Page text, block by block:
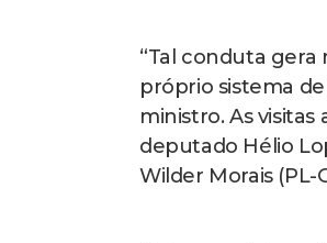
“Tal conduta gera
próprio sistema
ministro. As
deputado Hélio
Wilder Morais